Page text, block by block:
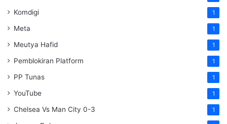
Komdigi 1
Meta 1
Meutya Hafid 1
Pemblokiran Platform 1
PP Tunas 1
YouTube 1
Chelsea Vs Man City 0-3 1